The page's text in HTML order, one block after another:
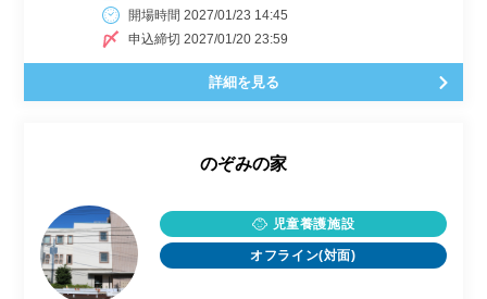
開場時間 2027/01/23 14:45
申込締切 2027/01/20 23:59
詳細を見る
のぞみの家
児童養護施設
オフライン(対面)